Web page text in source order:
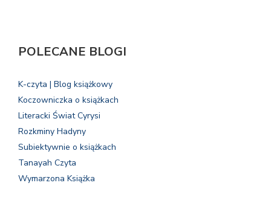
POLECANE BLOGI
K-czyta | Blog książkowy
Koczowniczka o książkach
Literacki Świat Cyrysi
Rozkminy Hadyny
Subiektywnie o książkach
Tanayah Czyta
Wymarzona Książka